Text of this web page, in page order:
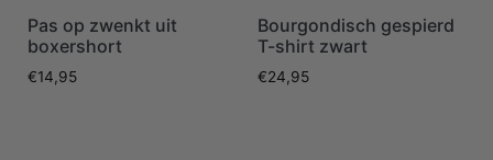
Pas op zwenkt uit
boxershort
€14,95
Bourgondisch gespierd
T-shirt zwart
€24,95